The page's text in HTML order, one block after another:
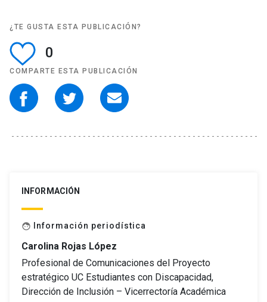
¿TE GUSTA ESTA PUBLICACIÓN?
0
COMPARTE ESTA PUBLICACIÓN
INFORMACIÓN
face Información periodística
Carolina Rojas López
Profesional de Comunicaciones del Proyecto
estratégico UC Estudiantes con Discapacidad,
Dirección de Inclusión – Vicerrectoría Académica